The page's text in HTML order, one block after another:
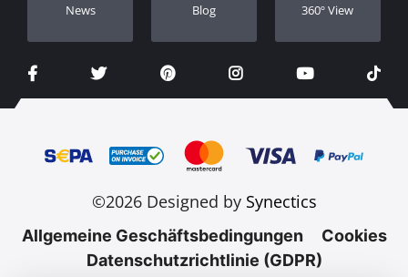
Νews Blog 360º View
©2026 Designed by Synectics
Allgemeine Geschäftsbedingungen
Cookies
Datenschutzrichtlinie (GDPR)